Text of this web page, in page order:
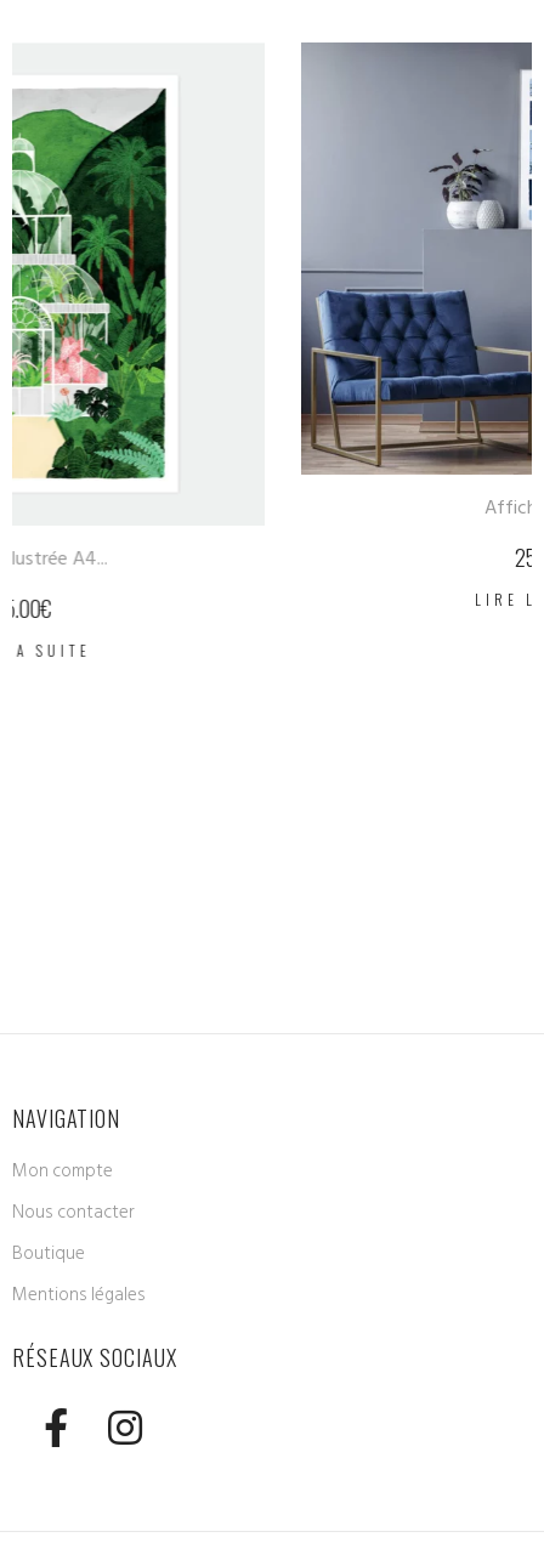
NAVIGATION
Mon compte
Nous contacter
Boutique
Mentions légales
RÉSEAUX SOCIAUX